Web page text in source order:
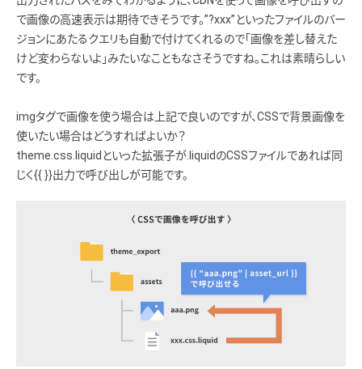
で画像の高速表示は期待できそうです。”?xxx”といったファイルのバー
ジョンにあたるクエリも自動で付けてくれるので「画像を差し替えた
けど変わらないよ」みたいなこともなさそうですね。これは素晴らしい
です。
imgタグで画像を使う場合は上記で良いのですが、CSSで背景画像を
使いたい場合はどうすればよいか？
theme.css.liquidといった拡張子が.liquidのCSSファイルであれば同
じく{{ }}出力で呼び出しが可能です。